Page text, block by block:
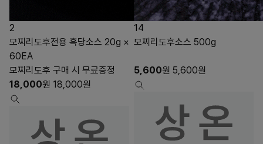
2
모찌리도후전용 흑당소스 20g ×
60EA
모찌리도후 구매 시 무료증정
18,000원 18,000원
14
모찌리도후소스 500g
5,600원 5,600원